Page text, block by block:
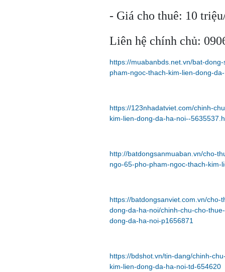
- Giá cho thuê: 10
Liên hệ chính chủ:
https://muabanbds.net.vn/bat-
pham-ngoc-thach-kim-lien-dong-
https://123nhadatviet.com/chinh-
kim-lien-dong-da-ha-noi--
http://batdongsanmuaban.vn/cho-
ngo-65-pho-pham-ngoc-thach-
https://batdongsanviet.com.vn/
dong-da-ha-noi/chinh-chu-cho-
dong-da-ha-noi-p1656871
https://bdshot.vn/tin-dang/chinh-
kim-lien-dong-da-ha-noi-td-654620